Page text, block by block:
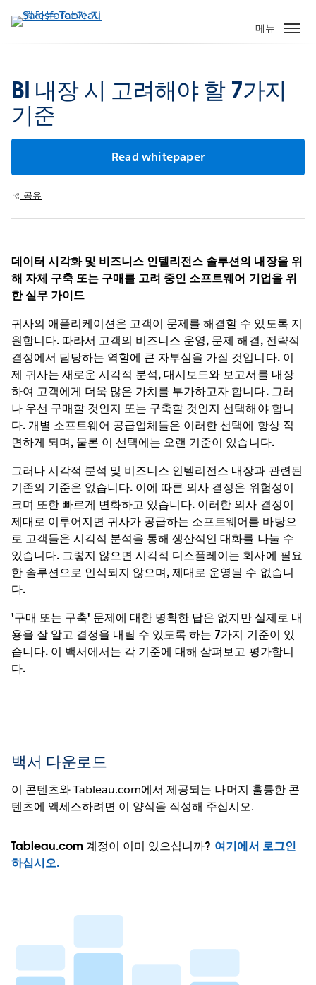
요
뛰
메뉴
BI 내장 시 고려해야 할 7가지
기준
Read whitepaper
공유
데이터 시각화 및 비즈니스 인텔리전스 솔루션의 내장을 위
해 자체 구축 또는 구매를 고려 중인 소프트웨어 기업을 위
한 실무 가이드
귀사의 애플리케이션은 고객이 문제를 해결할 수 있도록 지
원합니다. 따라서 고객의 비즈니스 운영, 문제 해결, 전략적
결정에서 담당하는 역할에 큰 자부심을 가질 것입니다. 이
제 귀사는 새로운 시각적 분석, 대시보드와 보고서를 내장
하여 고객에게 더욱 많은 가치를 부가하고자 합니다. 그러
나 우선 구매할 것인지 또는 구축할 것인지 선택해야 합니
다. 개별 소프트웨어 공급업체들은 이러한 선택에 항상 직
면하게 되며, 물론 이 선택에는 오랜 기준이 있습니다.
그러나 시각적 분석 및 비즈니스 인텔리전스 내장과 관련된
기존의 기준은 없습니다. 이에 따른 의사 결정은 위험성이
크며 또한 빠르게 변화하고 있습니다. 이러한 의사 결정이
제대로 이루어지면 귀사가 공급하는 소프트웨어를 바탕으
로 고객들은 시각적 분석을 통해 생산적인 대화를 나눌 수
있습니다. 그렇지 않으면 시각적 디스플레이는 회사에 필요
한 솔루션으로 인식되지 않으며, 제대로 운영될 수 없습니
다.
'구매 또는 구축' 문제에 대한 명확한 답은 없지만 실제로 내
용을 잘 알고 결정을 내릴 수 있도록 하는 7가지 기준이 있
습니다. 이 백서에서는 각 기준에 대해 살펴보고 평가합니
다.
백서 다운로드
이 콘텐츠와 Tableau.com에서 제공되는 나머지 훌륭한 콘
텐츠에 액세스하려면 이 양식을 작성해 주십시오.
Tableau.com 계정이 이미 있으십니까? 여기에서 로그인
하십시오.